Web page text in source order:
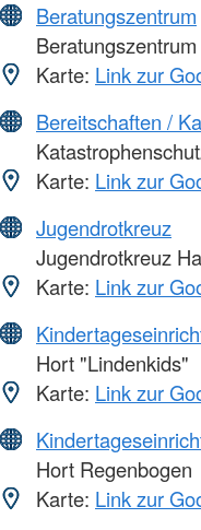
Beratungszentrum
Karte: Link zur
Bereitschaften /
Karte: Link zur
Jugendrotkreuz
Jugendrotkreuz
Karte: Link zur
Hort "Lindenkids"
Karte: Link zur
Hort Regenbogen
Karte: Link zur